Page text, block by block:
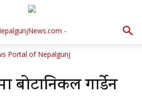
बोटानिकल गार्डेन